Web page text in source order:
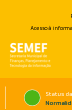
Acesso à
Status